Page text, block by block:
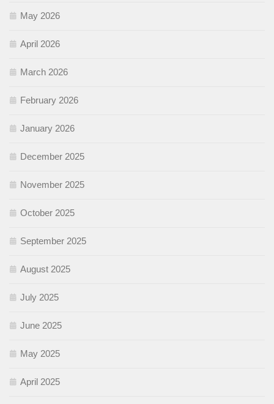
May 2026
April 2026
March 2026
February 2026
January 2026
December 2025
November 2025
October 2025
September 2025
August 2025
July 2025
June 2025
May 2025
April 2025